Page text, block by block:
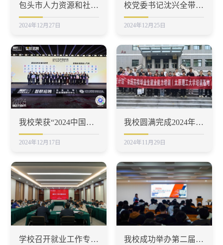
包头市人力资源和社会保障局向我校发来《感谢信》
2024年12月27日
校党委书记沈兴全带队赴长治洽谈合作
2024年12月25日
我校荣获“2024中国年度最佳高校就业创新奖”
2024年12月17日
我校圆满完成2024年“宏志助航计划”高校毕业生就业能力培训工作
2024年11月29日
学校召开就业工作专题推进会议 我校成功举办第二届全国大学生职业规划大赛校级选拔赛赛前培训